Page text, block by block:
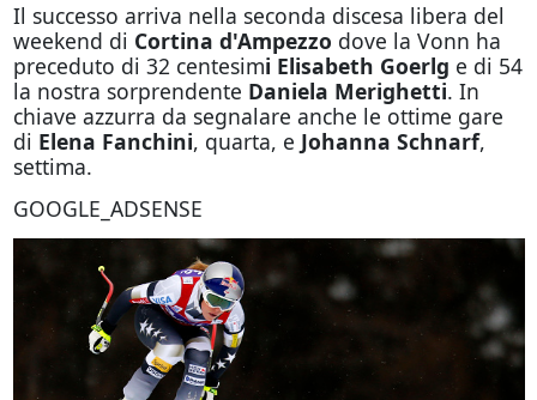
Il successo arriva nella seconda discesa libera del
weekend di Cortina d'Ampezzo dove la Vonn ha
preceduto di 32 centesimi Elisabeth Goerlg e di 54
la nostra sorprendente Daniela Merighetti. In
chiave azzurra da segnalare anche le ottime gare
di Elena Fanchini, quarta, e Johanna Schnarf,
settima.
GOOGLE_ADSENSE